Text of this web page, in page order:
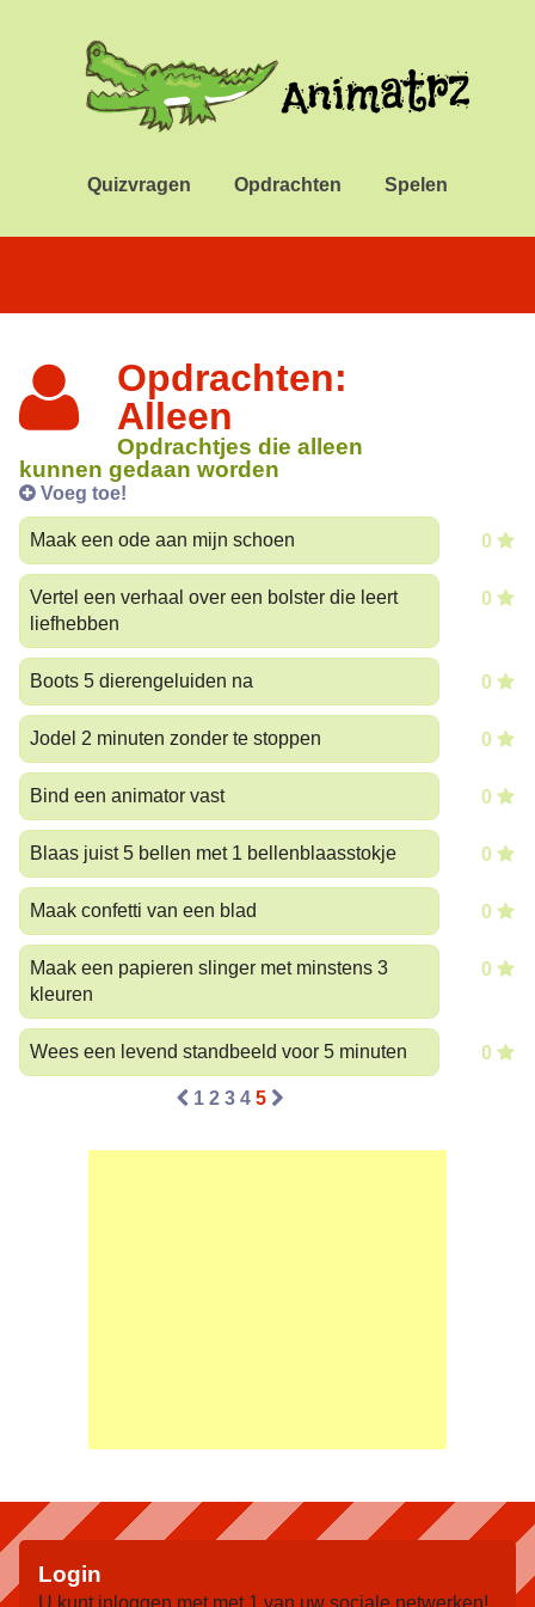
Quizvragen Opdrachten Spelen
Opdrachten:
Alleen
Opdrachtjes die alleen
kunnen gedaan worden
Voeg toe!
Maak een ode aan mijn schoen 0
Vertel een verhaal over een bolster die leert
liefhebben
0
Boots 5 dierengeluiden na 0
Jodel 2 minuten zonder te stoppen 0
Bind een animator vast 0
Blaas juist 5 bellen met 1 bellenblaasstokje 0
Maak confetti van een blad 0
Maak een papieren slinger met minstens 3
kleuren
0
Wees een levend standbeeld voor 5 minuten 0
1 2 3 4 5
Login
U kunt inloggen met met 1 van uw sociale netwerken!